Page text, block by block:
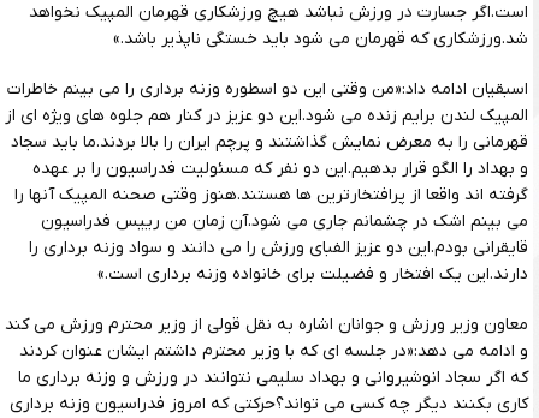
است.اگر جسارت در ورزش نباشد هیچ ورزشکاری قهرمان المپیک نخواهد
شد.ورزشکاری که قهرمان می شود باید خستگی ناپذیر باشد.»
اسبقیان ادامه داد:«من وقتی این دو اسطوره وزنه برداری را می بینم خاطرات
المپیک لندن برایم زنده می شود.این دو عزیز در کنار هم جلوه های ویژه ای از
قهرمانی را به معرض نمایش گذاشتند و پرچم ایران را بالا بردند.ما باید سجاد
و بهداد را الگو قرار بدهیم.این دو نفر که مسئولیت فدراسیون را بر عهده
گرفته اند واقعا از پرافتخارترین ها هستند.هنوز وقتی صحنه المپیک آنها را
می بینم اشک در چشمانم جاری می شود.آن زمان من رییس فدراسیون
قایقرانی بودم.این دو عزیز الفبای ورزش را می دانند و سواد وزنه برداری را
دارند.این یک افتخار و فضیلت برای خانواده وزنه برداری است.»
معاون وزیر ورزش و جوانان اشاره به نقل قولی از وزیر محترم ورزش می کند
و ادامه می دهد:«در جلسه ای که با وزیر محترم داشتم ایشان عنوان کردند
که اگر سجاد انوشیروانی و بهداد سلیمی نتوانند در ورزش و وزنه برداری ما
کاری بکنند دیگر چه کسی می تواند؟حرکتی که امروز فدراسیون وزنه برداری